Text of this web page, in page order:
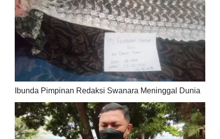
Ibunda Pimpinan Redaksi Swanara Meninggal Dunia